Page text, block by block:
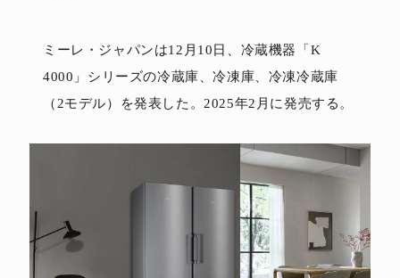
ミーレ・ジャパンは12月10日、冷蔵機器「K
4000」シリーズの冷蔵庫、冷凍庫、冷凍冷蔵庫
（2モデル）を発表した。2025年2月に発売する。